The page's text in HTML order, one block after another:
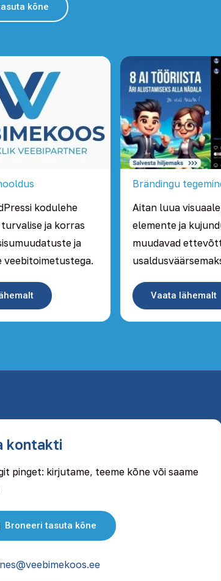
kõne
kodulehe
ja korras
ja
veebitoimetustega.
Brändingu
Aitan luua
elemente ja
muudavad
Vaata lähemalt
kontakti
pinget: kirjutame, teeme kõne või saame
Broneeri tasuta kõne